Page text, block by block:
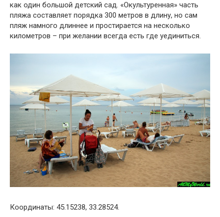
как один большой детский сад. «Окультуренная» часть
пляжа составляет порядка 300 метров в длину, но сам
пляж намного длиннее и простирается на несколько
километров – при желании всегда есть где уединиться.
Координаты: 45.15238, 33.28524.